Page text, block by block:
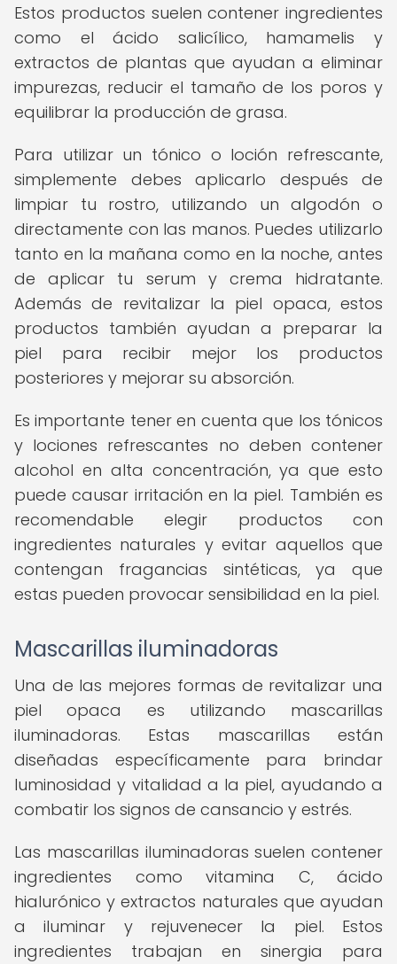
Estos productos suelen contener ingredientes
como el ácido salicílico, hamamelis y
extractos de plantas que ayudan a eliminar
impurezas, reducir el tamaño de los poros y
equilibrar la producción de grasa.
Para utilizar un tónico o loción refrescante,
simplemente debes aplicarlo después de
limpiar tu rostro, utilizando un algodón o
directamente con las manos. Puedes utilizarlo
tanto en la mañana como en la noche, antes
de aplicar tu serum y crema hidratante.
Además de revitalizar la piel opaca, estos
productos también ayudan a preparar la
piel para recibir mejor los productos
posteriores y mejorar su absorción.
Es importante tener en cuenta que los tónicos
y lociones refrescantes no deben contener
alcohol en alta concentración, ya que esto
puede causar irritación en la piel. También es
recomendable elegir productos con
ingredientes naturales y evitar aquellos que
contengan fragancias sintéticas, ya que
estas pueden provocar sensibilidad en la piel.
Mascarillas iluminadoras
Una de las mejores formas de revitalizar una
piel opaca es utilizando mascarillas
iluminadoras. Estas mascarillas están
diseñadas específicamente para brindar
luminosidad y vitalidad a la piel, ayudando a
combatir los signos de cansancio y estrés.
Las mascarillas iluminadoras suelen contener
ingredientes como vitamina C, ácido
hialurónico y extractos naturales que ayudan
a iluminar y rejuvenecer la piel. Estos
ingredientes trabajan en sinergia para